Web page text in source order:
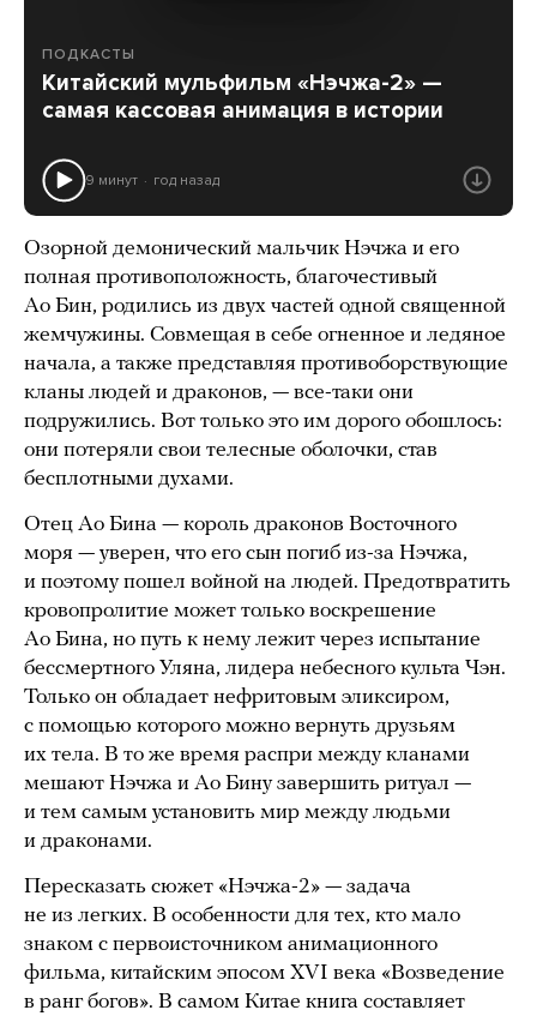
ПОДКАСТЫ
Китайский мульфильм «Нэчжа-2» —
самая кассовая анимация в истории
9 минут год назад
Озорной демонический мальчик Нэчжа и его
полная противоположность, благочестивый
Ао Бин, родились из двух частей одной священной
жемчужины. Совмещая в себе огненное и ледяное
начала, а также представляя противоборствующие
кланы людей и драконов, — все-таки они
подружились. Вот только это им дорого обошлось:
они потеряли свои телесные оболочки, став
бесплотными духами.
Отец Ао Бина — король драконов Восточного
моря — уверен, что его сын погиб из-за Нэчжа,
и поэтому пошел войной на людей. Предотвратить
кровопролитие может только воскрешение
Ао Бина, но путь к нему лежит через испытание
бессмертного Уляна, лидера небесного культа Чэн.
Только он обладает нефритовым эликсиром,
с помощью которого можно вернуть друзьям
их тела. В то же время распри между кланами
мешают Нэчжа и Ао Бину завершить ритуал —
и тем самым установить мир между людьми
и драконами.
Пересказать сюжет «Нэчжа-2» — задача
не из легких. В особенности для тех, кто мало
знаком с первоисточником анимационного
фильма, китайским эпосом XVI века «Возведение
в ранг богов». В самом Китае книга составляет